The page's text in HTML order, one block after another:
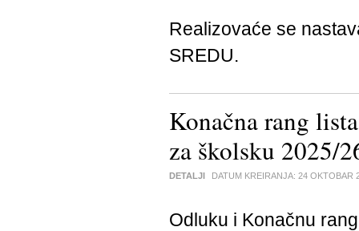
Realizovaće se
SREDU.
Konačna rang
za školsku 2025/
DETALJI DATUM KREIRANJA: 24 OKTOBAR
Odluku i Konačnu